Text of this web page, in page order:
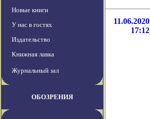
Новые книги
У нас в гостях
Издательство
Книжная лавка
Журнальный зал
ОБОЗРЕНИЯ
11.06.2020
17:12